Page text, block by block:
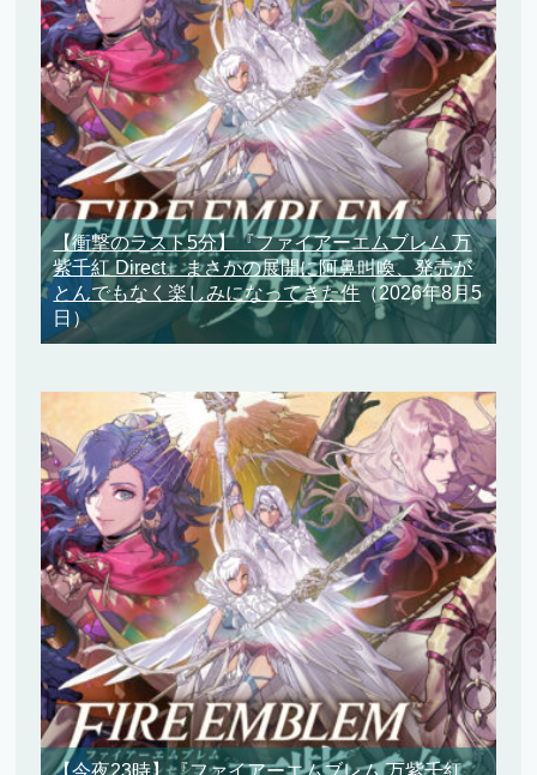
【衝撃のラスト5分】『ファイアーエムブレム 万
紫千紅 Direct』まさかの展開に阿鼻叫喚、発売が
とんでもなく楽しみになってきた件（2026年8月5
日）
【今夜23時】『ファイアーエムブレム 万紫千紅